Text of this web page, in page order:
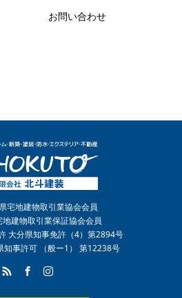
お問い合わせ
宅地建物取引業協会会員
地建物取引業保証協会会員
大分県知事免許（4）第2894号
知事許可 （般ー1） 第12238号